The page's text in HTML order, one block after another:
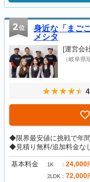
2位
身近な「まご
メシタ
[運営会
（岐阜県
◆限界最安値に挑戦で年
◆見積り無料/追加料金な
基本料金 1K 24,000
2LDK 72,000